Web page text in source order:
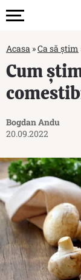
Acasa »Ca să știm
Cum
Bogdan Andu
20.09.2022